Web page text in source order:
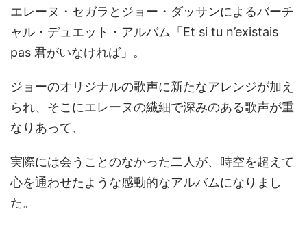
エレーヌ・セガラとジョー・ダッサンによるバーチ
ャル・デュエット・アルバム「Et si tu n’existais
pas 君がいなければ」。
ジョーのオリジナルの歌声に新たなアレンジが加え
られ、そこにエレーヌの繊細で深みのある歌声が重
なりあって、
実際には会うことのなかった二人が、時空を超えて
心を通わせたような感動的なアルバムになりまし
た。